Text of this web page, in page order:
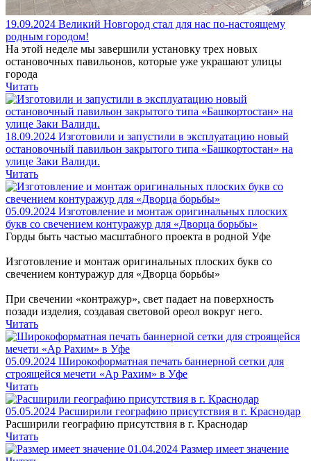
19.09.2024 Великий Новгород стал для нас по-настоящему
родным городом!
На этой неделе мы завершили установку трех новых
остановочных павильонов, которые уже украшают улицы
города
Читать
18.09.2024 Изготовили и запустили в эксплуатацию новый
остановочный павильон закрытого типа «Башкортостан» на
улице Заки Валиди.
Читать
05.09.2024 Изготовление и монтаж оригинальных плоских
букв со свечением контуражур для «Дворца борьбы»
Горды быть частью масштабного проекта в родной Уфе
Изготовление и монтаж оригинальных плоских букв со
свечением контуражур для «Дворца борьбы»
При свечении «контражур», свет падает на поверхность
позади изделия, создавая световой ореол вокруг него.
Читать
05.09.2024 Широкоформатная печать баннерной сетки для
строящейся мечети «Ар Рахим» в Уфе
Читать
05.05.2024 Расширили географию присутствия в г. Краснодар
Расширили географию присутствия в г. Краснодар
Читать
01.04.2024 Размер имеет значение